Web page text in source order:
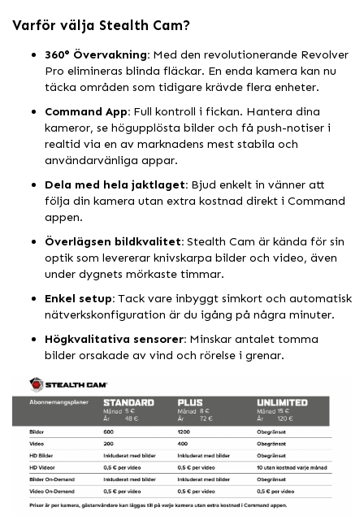
Varför välja Stealth Cam?
360° Övervakning: Med den revolutionerande Revolver
Pro elimineras blinda fläckar. En enda kamera kan nu
täcka områden som tidigare krävde flera enheter.
Command App: Full kontroll i fickan. Hantera dina
kameror, se högupplösta bilder och få push-notiser i
realtid via en av marknadens mest stabila och
användarvänliga appar.
Dela med hela jaktlaget: Bjud enkelt in vänner att
följa din kamera utan extra kostnad direkt i Command
appen.
Överlägsen bildkvalitet: Stealth Cam är kända för sin
optik som levererar knivskarpa bilder och video, även
under dygnets mörkaste timmar.
Enkel setup: Tack vare inbyggt simkort och automatisk
nätverkskonfiguration är du igång på några minuter.
Högkvalitativa sensorer: Minskar antalet tomma
bilder orsakade av vind och rörelse i grenar.